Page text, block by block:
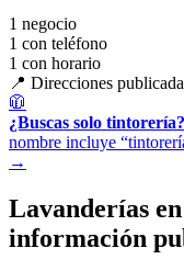
1 negocio
1 con teléfono
1 con horario
📍 Direcciones
🧥
¿Buscas solo tintorería?
nombre incluye
→
Lavanderías
información